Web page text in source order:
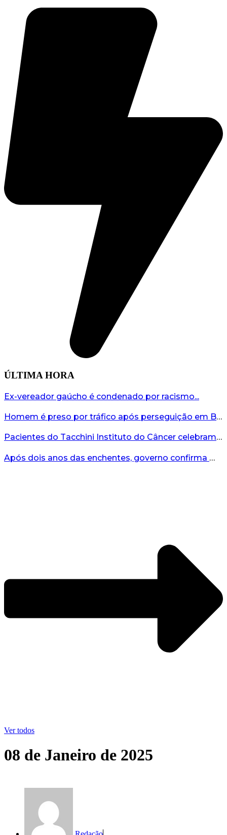
ÚLTIMA HORA
Ex-vereador gaúcho é condenado por racismo...
Homem é preso por tráfico após perseguição em Bento Gonçalves...
Pacientes do Tacchini Instituto do Câncer celebram Dia dos Pais com cuidado e relaxamento...
Após dois anos das enchentes, governo confirma mais de R$19 milhões para nova ponte no Vale do Taquari...
Ver todos
08 de Janeiro de 2025